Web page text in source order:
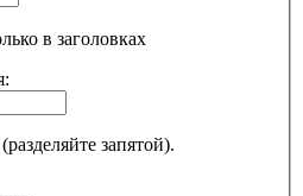
в заголовках
запятой).